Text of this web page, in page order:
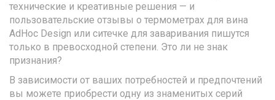
технические и креативные решения — и
пользовательские отзывы о термометрах для вина
AdHoc Design или ситечке для заваривания пишутся
только в превосходной степени. Это ли не знак
признания?
В зависимости от ваших потребностей и предпочтений
вы можете приобрести одну из знаменитых серий